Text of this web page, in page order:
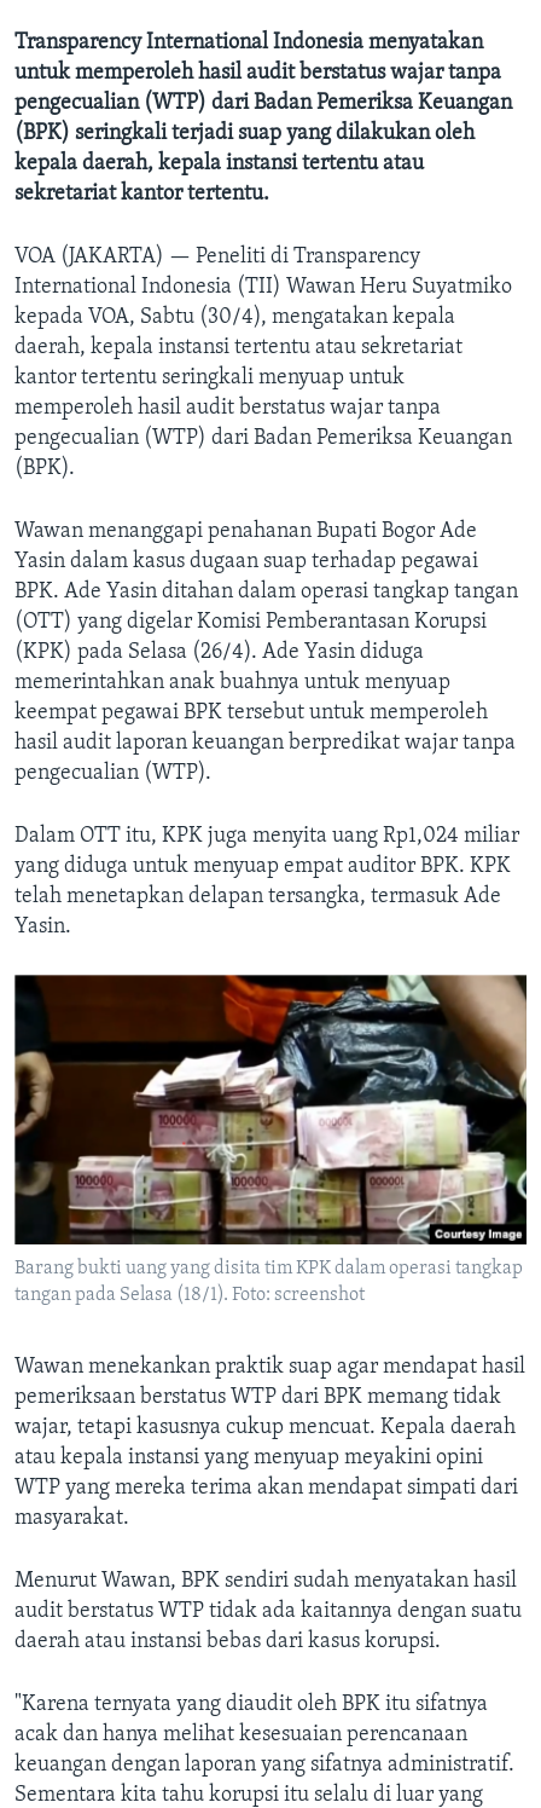
Transparency International Indonesia menyatakan
untuk memperoleh hasil audit berstatus wajar tanpa
pengecualian (WTP) dari Badan Pemeriksa Keuangan
(BPK) seringkali terjadi suap yang dilakukan oleh
kepala daerah, kepala instansi tertentu atau
sekretariat kantor tertentu.
VOA (JAKARTA) — Peneliti di Transparency
International Indonesia (TII) Wawan Heru Suyatmiko
kepada VOA, Sabtu (30/4), mengatakan kepala
daerah, kepala instansi tertentu atau sekretariat
kantor tertentu seringkali menyuap untuk
memperoleh hasil audit berstatus wajar tanpa
pengecualian (WTP) dari Badan Pemeriksa Keuangan
(BPK).
Wawan menanggapi penahanan Bupati Bogor Ade
Yasin dalam kasus dugaan suap terhadap pegawai
BPK. Ade Yasin ditahan dalam operasi tangkap tangan
(OTT) yang digelar Komisi Pemberantasan Korupsi
(KPK) pada Selasa (26/4). Ade Yasin diduga
memerintahkan anak buahnya untuk menyuap
keempat pegawai BPK tersebut untuk memperoleh
hasil audit laporan keuangan berpredikat wajar tanpa
pengecualian (WTP).
Dalam OTT itu, KPK juga menyita uang Rp1,024 miliar
yang diduga untuk menyuap empat auditor BPK. KPK
telah menetapkan delapan tersangka, termasuk Ade
Yasin.
Barang bukti uang yang disita tim KPK dalam operasi tangkap
tangan pada Selasa (18/1). Foto: screenshot
Wawan menekankan praktik suap agar mendapat hasil
pemeriksaan berstatus WTP dari BPK memang tidak
wajar, tetapi kasusnya cukup mencuat. Kepala daerah
atau kepala instansi yang menyuap meyakini opini
WTP yang mereka terima akan mendapat simpati dari
masyarakat.
Menurut Wawan, BPK sendiri sudah menyatakan hasil
audit berstatus WTP tidak ada kaitannya dengan suatu
daerah atau instansi bebas dari kasus korupsi.
"Karena ternyata yang diaudit oleh BPK itu sifatnya
acak dan hanya melihat kesesuaian perencanaan
keuangan dengan laporan yang sifatnya administratif.
Sementara kita tahu korupsi itu selalu di luar yang